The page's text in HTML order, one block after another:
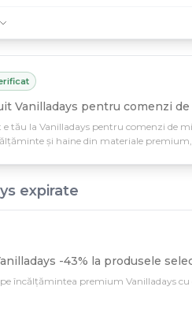
Vanilladays pentru comenzi
tău la Vanilladays pentru comenzi de
și haine din materiale
expirate
-43% la produsele
încălțămintea premium Vanilladays